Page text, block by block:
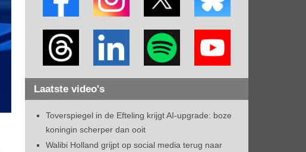
Laatste video's
Toverspiegel in de Efteling krijgt AI-upgrade: boze
koningin scherper dan ooit
Walibi Holland grijpt op social media terug naar